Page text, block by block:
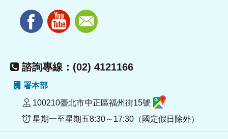
諮詢專線：(02) 4121166
署本部
100210臺北市中正區福州街15號
星期一至星期五8:30～17:30（國定假日除外）